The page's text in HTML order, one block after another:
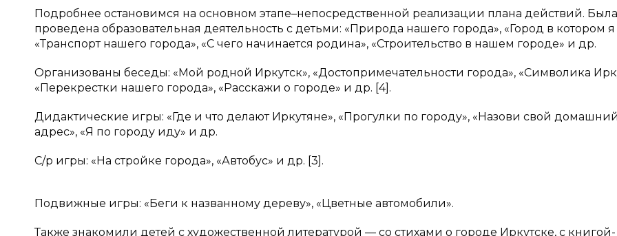
Подробнее остановимся на основном этапе–непосредственной реализации плана действий. Была
проведена образовательная деятельность с детьми: «Природа нашего города», «Город в котором
«Транспорт нашего города», «С чего начинается родина», «Строительство в нашем городе» и др.
Организованы беседы: «Мой родной Иркутск», «Достопримечательности города», «Символика
«Перекрестки нашего города», «Расскажи о городе» и др. [4].
Дидактические игры: «Где и что делают Иркутяне», «Прогулки по городу», «Назови свой домашний
адрес», «Я по городу иду» и др.
С/р игры: «На стройке города», «Автобус» и др. [3].
Подвижные игры: «Беги к названному дереву», «Цветные автомобили».
Также знакомили детей с художественной литературой — со стихами о городе Иркутске, с книгой-